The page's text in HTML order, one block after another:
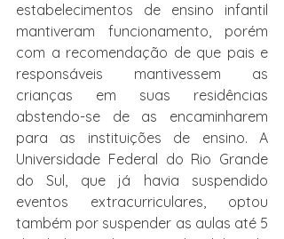
estabelecimentos de ensino infantil
mantiveram funcionamento, porém
com a recomendação de que pais e
responsáveis mantivessem as
crianças em suas residências
abstendo-se de as encaminharem
para as instituições de ensino. A
Universidade Federal do Rio Grande
do Sul, que já havia suspendido
eventos extracurriculares, optou
também por suspender as aulas até 5